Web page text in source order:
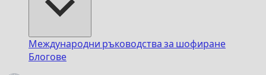
Международни ръководства за шофиране
Блогове